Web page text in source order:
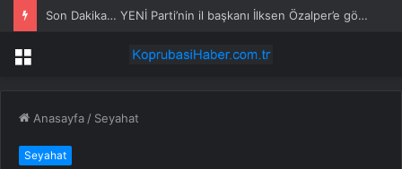
Son Dakika… YENİ Parti’nin il başkanı İlksen Özalper’e gözaltı
Menü
Anasayfa / Seyahat
Seyahat